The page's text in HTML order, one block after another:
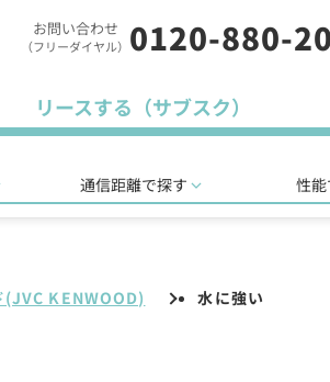
お問い合わせ
（フリーダイヤル） 0120-880-
リースする（サブスク）
通信距離で探す 性
KENWOOD) 水に強い